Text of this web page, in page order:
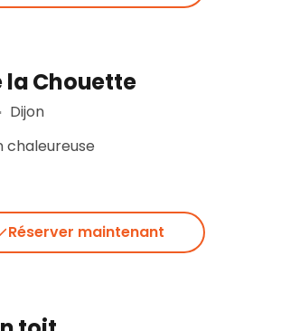
la Chouette
Dijon
chaleureuse
Réserver maintenant